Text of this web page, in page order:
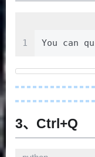
1 You can
3、Ctrl+Q